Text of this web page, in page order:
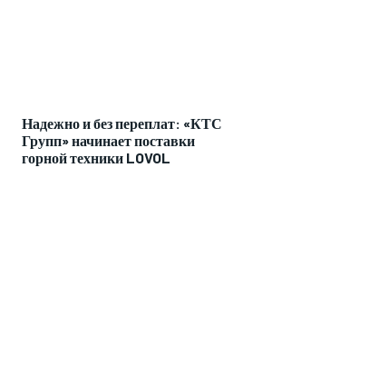
Надежно и без переплат: «КТС
Групп» начинает поставки
горной техники LOVOL